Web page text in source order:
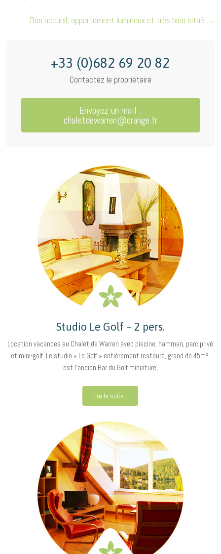
Bon accueil, appartement lumineux et très bien situé →
+33 (0)682 69 20 82
Contactez le propriétaire
Envoyez un mail :
chaletdewarren@orange.fr
Studio Le Golf – 2 pers.
Location vacances au Chalet de Warren avec piscine, hamman, parc privé
et mini-golf. Le studio « Le Golf » entièrement restauré, grand de 45m²,
est l’ancien Bar du Golf miniature,
Lire la suite...